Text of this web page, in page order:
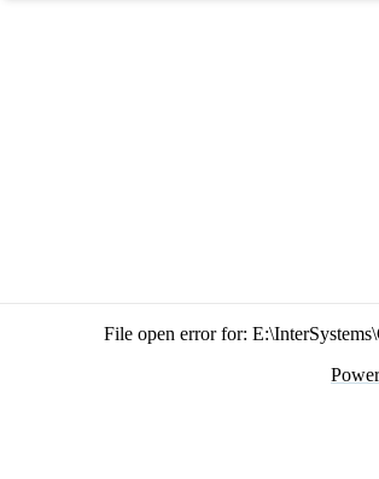
File open error for: